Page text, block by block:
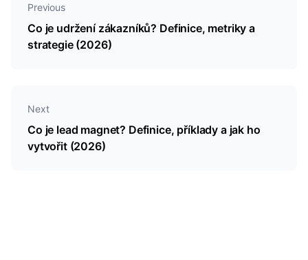
Previous
Co je udržení zákazníků? Definice, metriky a
strategie (2026)
Next
Co je lead magnet? Definice, příklady a jak ho
vytvořit (2026)